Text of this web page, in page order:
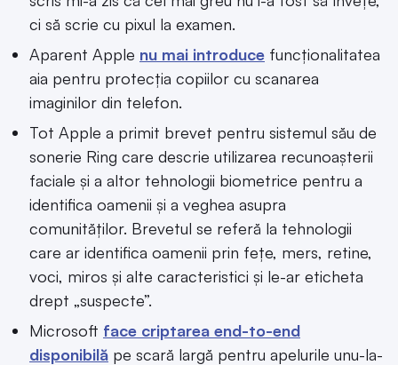
ci să scrie cu pixul la examen.
Aparent Apple nu mai introduce funcționalitatea
aia pentru protecția copiilor cu scanarea
imaginilor din telefon.
Tot Apple a primit brevet pentru sistemul său de
sonerie Ring care descrie utilizarea recunoașterii
faciale și a altor tehnologii biometrice pentru a
identifica oamenii și a veghea asupra
comunităților. Brevetul se referă la tehnologii
care ar identifica oamenii prin fețe, mers, retine,
voci, miros și alte caracteristici și le-ar eticheta
drept „suspecte”.
Microsoft face criptarea end-to-end
disponibilă pe scară largă pentru apelurile unu-la-